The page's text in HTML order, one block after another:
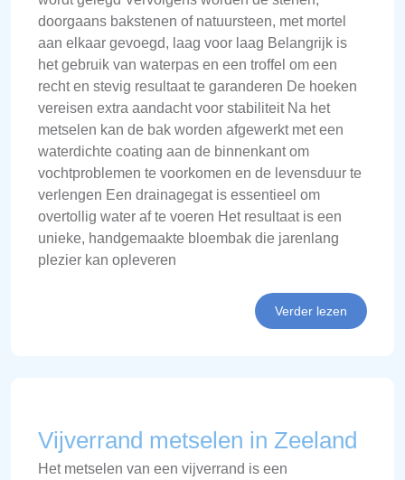
doorgaans bakstenen of natuursteen, met mortel
aan elkaar gevoegd, laag voor laag Belangrijk is
het gebruik van waterpas en een troffel om een
recht en stevig resultaat te garanderen De hoeken
vereisen extra aandacht voor stabiliteit Na het
metselen kan de bak worden afgewerkt met een
waterdichte coating aan de binnenkant om
vochtproblemen te voorkomen en de levensduur te
verlengen Een drainagegat is essentieel om
overtollig water af te voeren Het resultaat is een
unieke, handgemaakte bloembak die jarenlang
plezier kan opleveren
Verder lezen
Vijverrand metselen in Zeeland
Het metselen van een vijverrand is een